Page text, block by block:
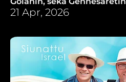
21 Apr, 2026